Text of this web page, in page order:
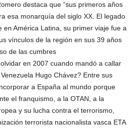
destaca que “sus primeros años
esa monarquía del siglo XX. El legado
en América Latina, su primer viaje fue a
vínculos de la región en sus 39 años
de las cumbres
en 2007 cuando mandó a callar
Hugo Chávez? Entre sus
a España al mundo porque
el franquismo, a la OTAN, a la
y su lucha contra el terrorismo,
terrorista nacionalista vasca ETA